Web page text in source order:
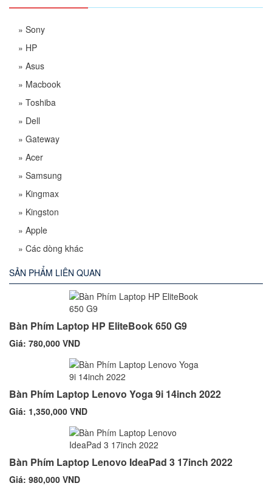
» Sony
» HP
» Asus
» Macbook
» Toshiba
» Dell
» Gateway
» Acer
» Samsung
» Kingmax
» Kingston
» Apple
» Các dòng khác
SẢN PHẨM LIÊN QUAN
Bàn Phím Laptop HP EliteBook 650 G9
Giá: 780,000 VND
Bàn Phím Laptop Lenovo Yoga 9i 14inch 2022
Giá: 1,350,000 VND
Bàn Phím Laptop Lenovo IdeaPad 3 17inch 2022
Giá: 980,000 VND